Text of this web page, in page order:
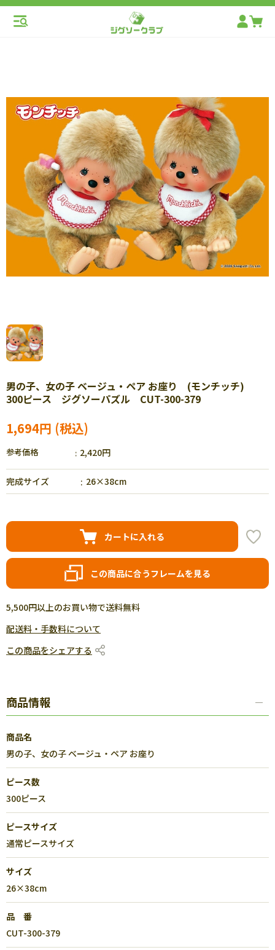
男の子、女の子 ベージュ・ペア お座り (モンチッチ)
300ピース ジグソーパズル CUT-300-379
1,694円
参考価格 2,420円
完成サイズ 26×38cm
カートに入れる
この商品に合うフレームを見る
5,500円以上のお買い物で送料無料
配送料・手数料について
この商品をシェアする
商品情報
商品名
男の子、女の子 ベージュ・ペア お座り
ピース数
300ピース
ピースサイズ
通常ピースサイズ
サイズ
26×38cm
品 番
CUT-300-379